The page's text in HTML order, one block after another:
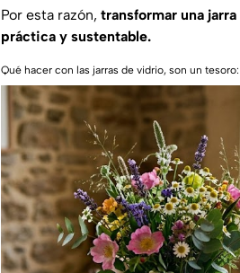
Por esta razón, transformar una
práctica y sustentable.
Qué hacer con las jarras de vidrio, son un